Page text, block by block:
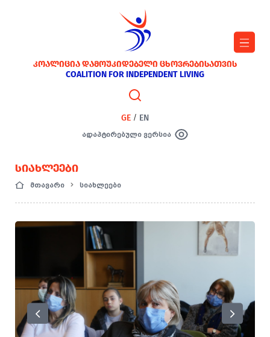
ᲙᲝᲐᲚᲘᲪᲘᲐ ᲓᲐᲛᲝᲣᲙᲘᲓᲔᲑᲔᲚᲘ ᲪᲮᲝᲕᲠᲔᲑᲘᲡᲐᲗᲕᲘᲡ
COALITION FOR INDEPENDENT LIVING
GE / EN
ადაპტირებული ვერსია
ᲡᲘᲐᲮᲚᲔᲔᲑᲘ
მთავარი სიახლეები